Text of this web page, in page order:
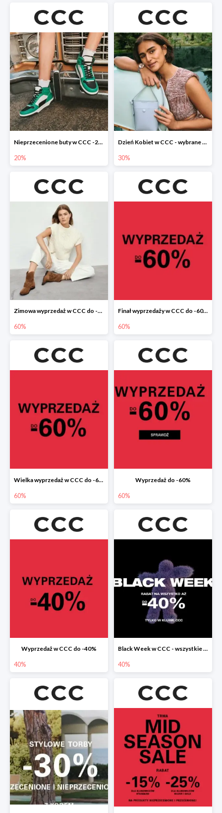
Nieprzecenione buty w CCC -20%
20%
Dzień Kobiet w CCC - wybrane torebki i buty do -30%
30%
Zimowa wyprzedaż w CCC do -60%
60%
Finał wyprzedaży w CCC do -60%
60%
Wielka wyprzedaż w CCC do -60%
60%
Wyprzedaż do -60%
60%
Wyprzedaż w CCC do -40%
40%
Black Week w CCC - wszystkie produkty do -40%
40%